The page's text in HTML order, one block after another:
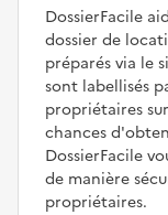
DossierFacile
dossier de
préparés via le
sont labellisés
propriétaires
chances
DossierFacile
de manière
propriétaires.